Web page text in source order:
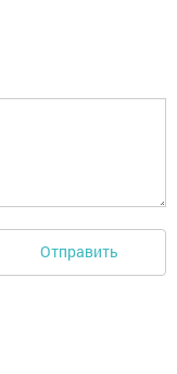
Отправить